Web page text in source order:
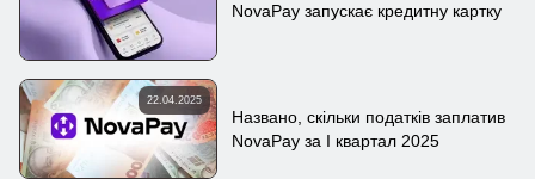
NovaPay запускає кредитну картку
22.04.2025
Названо, скільки податків заплатив
NovaPay за I квартал 2025